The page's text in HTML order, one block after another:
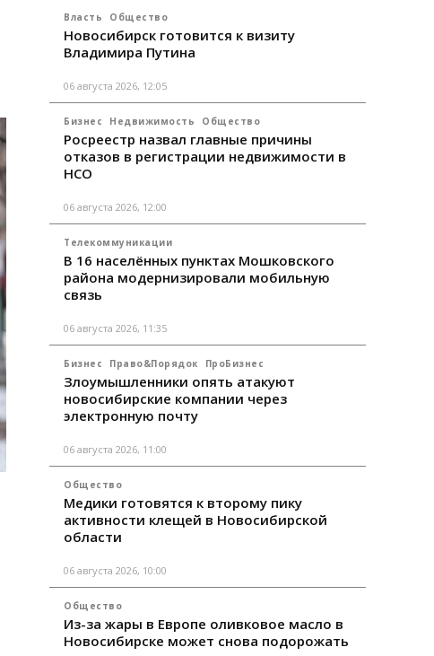
Власть Общество
Новосибирск готовится к визиту
Владимира Путина
06 августа 2026, 12:05
Бизнес Недвижимость Общество
Росреестр назвал главные причины
отказов в регистрации недвижимости в
НСО
06 августа 2026, 12:00
Телекоммуникации
В 16 населённых пунктах Мошковского
района модернизировали мобильную
связь
06 августа 2026, 11:35
Бизнес Право&Порядок ПроБизнес
Злоумышленники опять атакуют
новосибирские компании через
электронную почту
06 августа 2026, 11:00
Общество
Медики готовятся к второму пику
активности клещей в Новосибирской
области
06 августа 2026, 10:00
Общество
Из-за жары в Европе оливковое масло в
Новосибирске может снова подорожать